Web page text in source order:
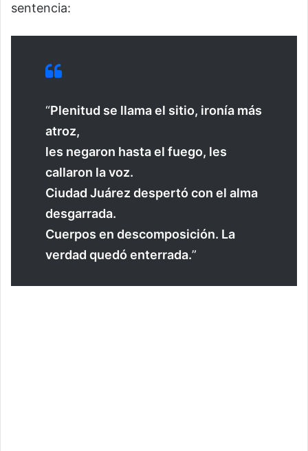
sentencia:
“Plenitud se llama el sitio, ironía más
atroz,
les negaron hasta el fuego, les
callaron la voz.
Ciudad Juárez despertó con el alma
desgarrada.
Cuerpos en descomposición. La
verdad quedó enterrada.”